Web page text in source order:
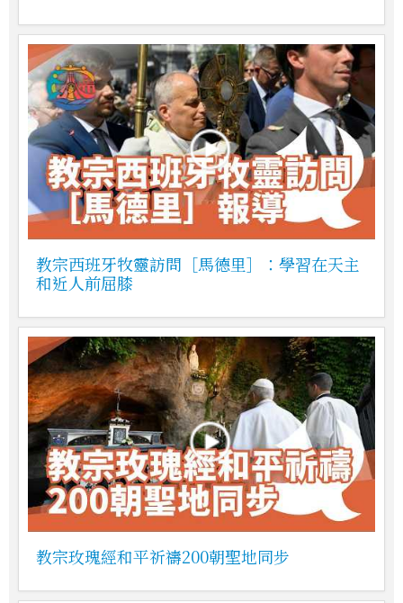
教宗西班牙牧靈訪問［馬德里］：學習在天主
和近人前屈膝
教宗玫瑰經和平祈禱200朝聖地同步